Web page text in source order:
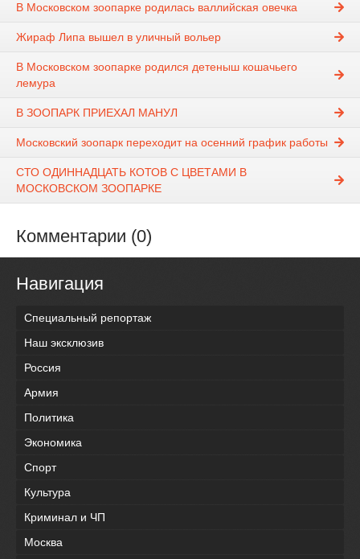
В Московском зоопарке родилась валлийская овечка
Жираф Липа вышел в уличный вольер
В Московском зоопарке родился детеныш кошачьего
лемура
В ЗООПАРК ПРИЕХАЛ МАНУЛ
Московский зоопарк переходит на осенний график работы
СТО ОДИННАДЦАТЬ КОТОВ С ЦВЕТАМИ В
МОСКОВСКОМ ЗООПАРКЕ
Комментарии (0)
Навигация
Специальный репортаж
Наш эксклюзив
Россия
Армия
Политика
Экономика
Спорт
Культура
Криминал и ЧП
Москва